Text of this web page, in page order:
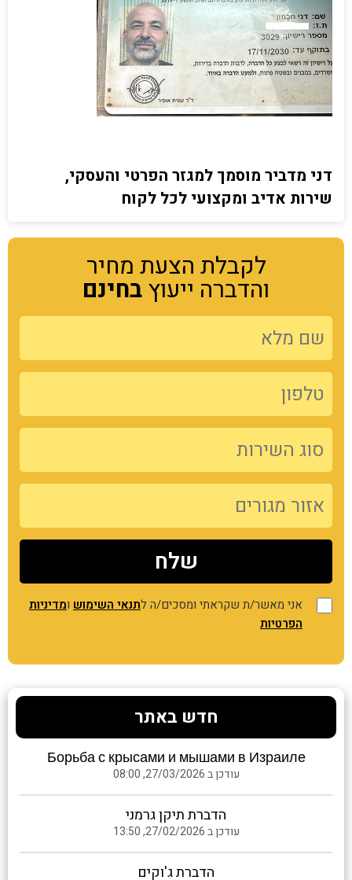
דני מדביר מוסמך למגזר הפרטי והעסקי,
שירות אדיב ומקצועי לכל לקוח
לקבלת הצעת מחיר
והדברה ייעוץבחינם
אני מאשר/ת שקראתי ומסכים/ה לתנאי השימוש ומדיניות
הפרטיות
חדש באתר
Борьба с крысами и мышами в Израиле
עודכן ב 27/03/2026, 08:00
הדברת תיקן גרמני
עודכן ב 27/02/2026, 13:50
הדברת ג'וקים